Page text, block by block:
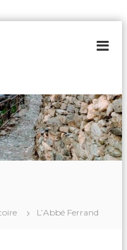
L’Abbé Ferrand